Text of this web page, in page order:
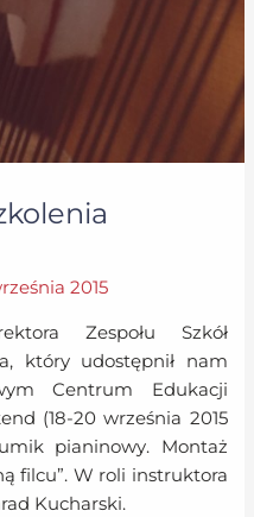
2015
Zespołu Szkół
który udostępnił nam
Centrum Edukacji
(18-20 września 2015
pianinowy. Montaż
filcu”. W roli instruktora
Kucharski.